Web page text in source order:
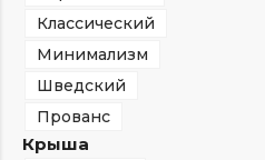
Классический
Минимализм
Шведский
Прованс
Крыша